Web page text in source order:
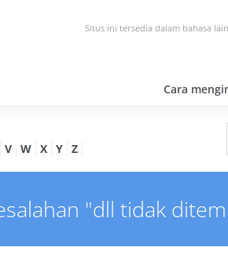
Situs ini tersedia dalam bahasa
Cara
V W X Y Z
"dll tidak